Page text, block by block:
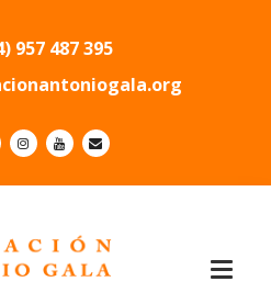
957 487 395